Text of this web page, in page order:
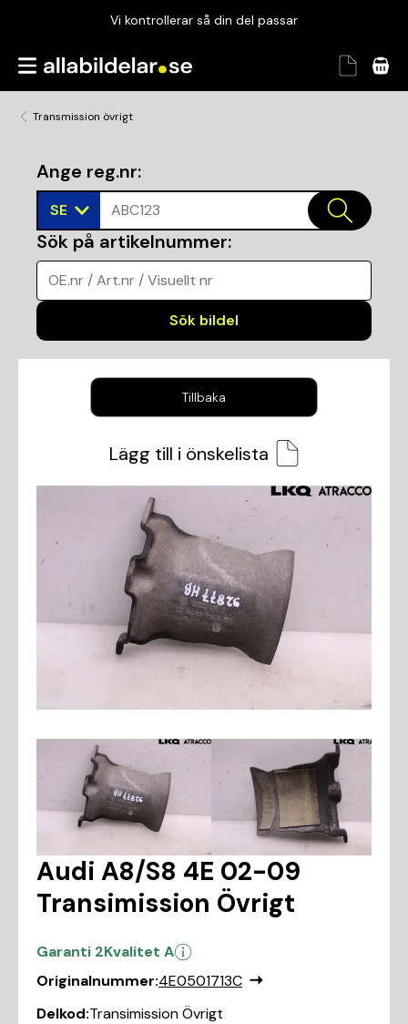
Vi kontrollerar så din del passar
Garanterad passform
Transmission övrigt
Ange reg.nr:
SE ABC123
Sök på artikelnummer:
OE.nr / Art.nr / Visuellt nr
Sök bildel
Tillbaka
Lägg till i önskelista
Audi A8/S8 4E 02-09
Transimission Övrigt
Garanti 2Kvalitet A
Originalnummer:4E0501713C
Delkod:Transimission Övrigt